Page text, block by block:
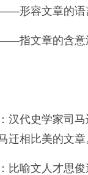
容文章的语
文章的含意
代史学家司马
迁相比美的文章
喻文人才思俊